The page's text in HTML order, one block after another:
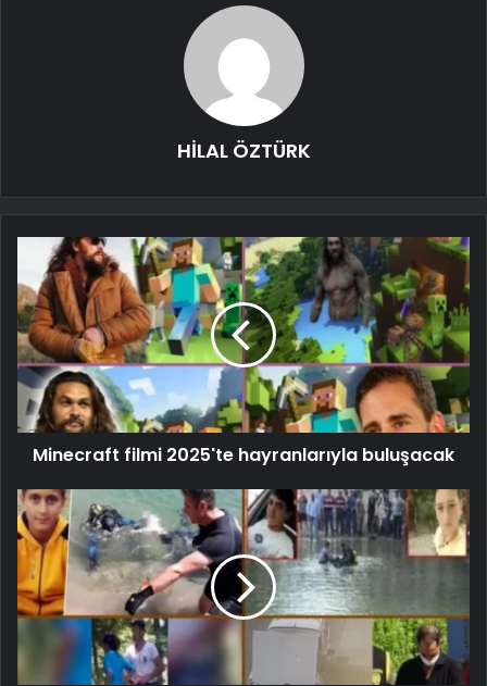
HİLAL ÖZTÜRK
Minecraft filmi 2025'te hayranlarıyla buluşacak